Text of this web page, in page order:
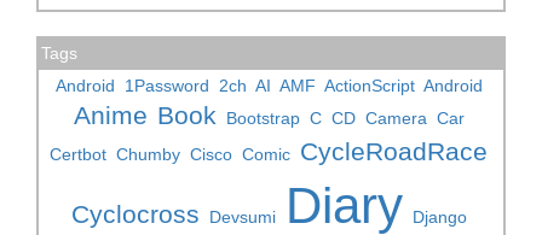
Tags
Android
1Password 2ch AI AMF ActionScript Android
Anime Book Bootstrap C CD Camera Car
Certbot Chumby Cisco Comic CycleRoadRace
Cyclocross Devsumi Diary Django